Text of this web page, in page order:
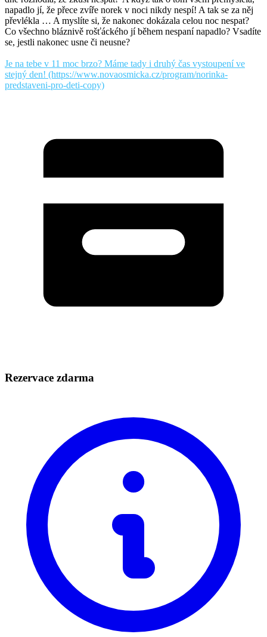
napadlo jí, že přece zvíře norek v noci nikdy nespí! A tak se za něj
převlékla … A myslíte si, že nakonec dokázala celou noc nespat?
Co všechno bláznivě rošťáckého jí během nespaní napadlo? Vsadíte
se, jestli nakonec usne či neusne?
Je na tebe v 11 moc brzo? Máme tady i druhý čas vystoupení ve
stejný den! (https://www.novaosmicka.cz/program/norinka-
predstaveni-pro-deti-copy)
Rezervace zdarma